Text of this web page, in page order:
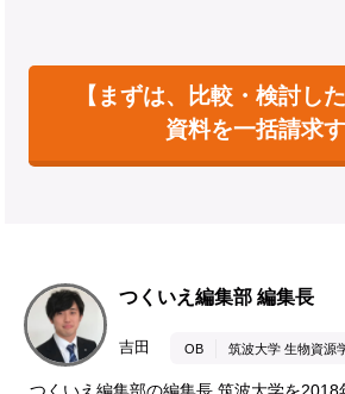
【まずは、比較・検討し
資料を一括請求
つくいえ編集部 編集長
吉田 OB 筑波大学 生物資源